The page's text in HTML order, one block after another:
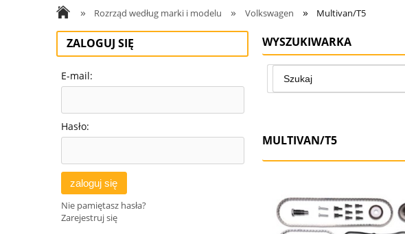
»
Rozrząd według marki i modelu » Volkswagen » Multivan/T5
ZALOGUJ SIĘ
E-mail:
Hasło:
zaloguj się
Nie pamiętasz hasła?
Zarejestruj się
WYSZUKIWARKA
MULTIVAN/T5